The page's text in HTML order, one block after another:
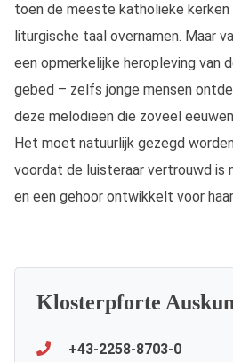
toen de meeste katholieke
liturgische taal overnamen. Maar
een opmerkelijke heropleving van
gebed – zelfs jonge mensen
deze melodieën die zoveel
Het moet natuurlijk gezegd
voordat de luisteraar vertrouwd is
en een gehoor ontwikkelt voor
Klosterpforte
+43-2258-8703-0